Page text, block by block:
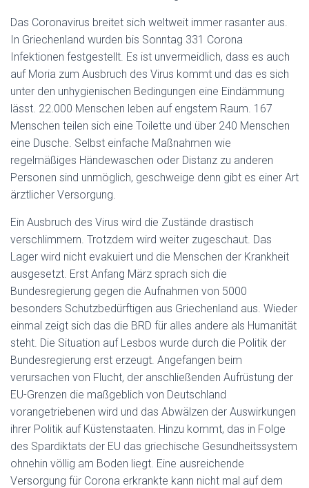
Das Coronavirus breitet sich weltweit immer rasanter aus.
In Griechenland wurden bis Sonntag 331 Corona
Infektionen festgestellt. Es ist unvermeidlich, dass es auch
auf Moria zum Ausbruch des Virus kommt und das es sich
unter den unhygienischen Bedingungen eine Eindämmung
lässt. 22.000 Menschen leben auf engstem Raum. 167
Menschen teilen sich eine Toilette und über 240 Menschen
eine Dusche. Selbst einfache Maßnahmen wie
regelmäßiges Händewaschen oder Distanz zu anderen
Personen sind unmöglich, geschweige denn gibt es einer Art
ärztlicher Versorgung.
Ein Ausbruch des Virus wird die Zustände drastisch
verschlimmern. Trotzdem wird weiter zugeschaut. Das
Lager wird nicht evakuiert und die Menschen der Krankheit
ausgesetzt. Erst Anfang März sprach sich die
Bundesregierung gegen die Aufnahmen von 5000
besonders Schutzbedürftigen aus Griechenland aus. Wieder
einmal zeigt sich das die BRD für alles andere als Humanität
steht. Die Situation auf Lesbos wurde durch die Politik der
Bundesregierung erst erzeugt. Angefangen beim
verursachen von Flucht, der anschließenden Aufrüstung der
EU-Grenzen die maßgeblich von Deutschland
vorangetriebenen wird und das Abwälzen der Auswirkungen
ihrer Politik auf Küstenstaaten. Hinzu kommt, das in Folge
des Spardiktats der EU das griechische Gesundheitssystem
ohnehin völlig am Boden liegt. Eine ausreichende
Versorgung für Corona erkrankte kann nicht mal auf dem